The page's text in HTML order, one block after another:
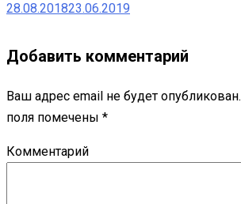
28.08.201823.06.2019
Добавить комментарий
Ваш адрес email не будет опубликован.
поля помечены *
Комментарий